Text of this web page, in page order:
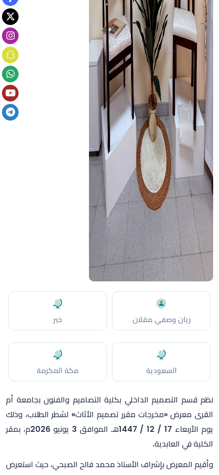
ريان وصفي مقلان خبر
السعودية مكة المكرمة
نظم قسم التصميم الداخلي بكلية التصاميم والفنون بجامعة أم
القرى معرض «مخرجات مقرر تصميم الأثاث» لشطر الطلاب، وذلك
يوم الأربعاء 17 / 12 / 1447هـ الموافق 3 يونيو 2026م، بمقر
الكلية في العابدية.
وأقيم المعرض بإشراف الأستاذ محمد فالح الصبحي، حيث استعرض